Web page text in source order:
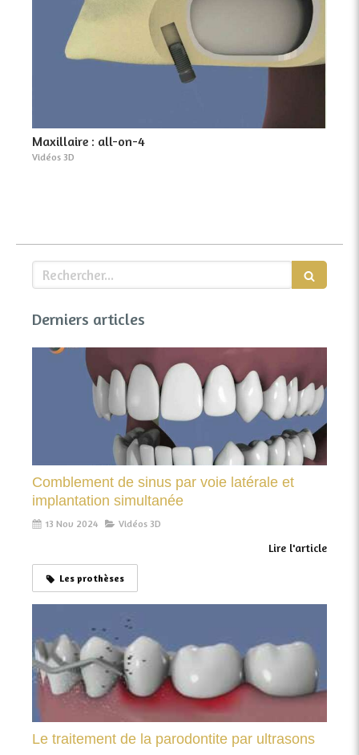
Maxillaire : all-on-4
Vidéos 3D
Rechercher
Derniers articles
Comblement de sinus par voie latérale et
implantation simultanée
13 Nov 2024 Vidéos 3D
Lire l'article
Les prothèses
Le traitement de la parodontite par ultrasons